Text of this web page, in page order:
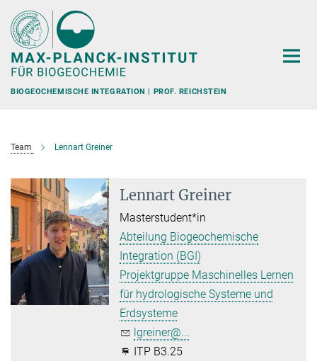
Hauptinhalt
BIOGEOCHEMISCHE INTEGRATION | PROF. REICHSTEIN
Team Lennart Greiner
Lennart Greiner
Masterstudent*in
Abteilung Biogeochemische
Integration (BGI)
Projektgruppe Maschinelles Lernen
für hydrologische Systeme und
Erdsysteme
lgreiner@...
ITP B3.25